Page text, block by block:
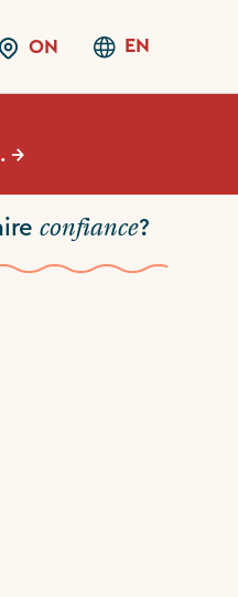
ON EN
→
confiance?